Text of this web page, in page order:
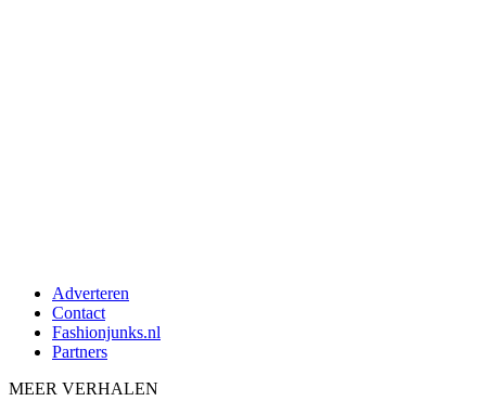
Adverteren
Contact
Fashionjunks.nl
Partners
MEER VERHALEN